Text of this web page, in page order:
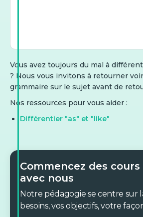
Vous avez toujours du mal à
? Nous vous invitons à retourner
grammaire sur le sujet avant de
Nos ressources pour vous aider :
Différentier "as" et "like"
Commencez des cours
avec nous
Notre pédagogie se centre sur
besoins, vos objectifs, votre